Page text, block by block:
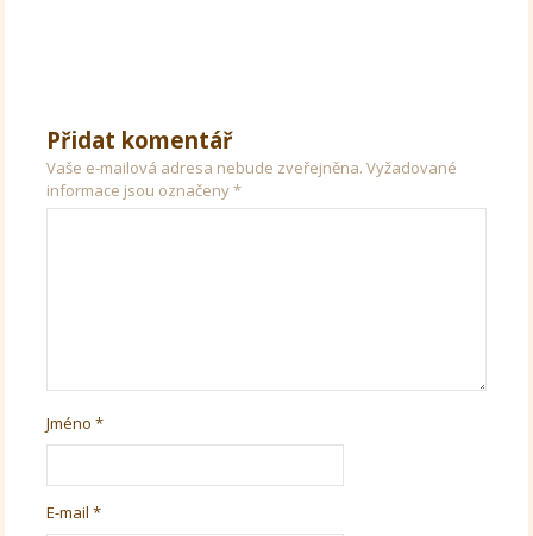
Přidat komentář
Vaše e-mailová adresa nebude zveřejněna. Vyžadované
informace jsou označeny*
Jméno*
E-mail*